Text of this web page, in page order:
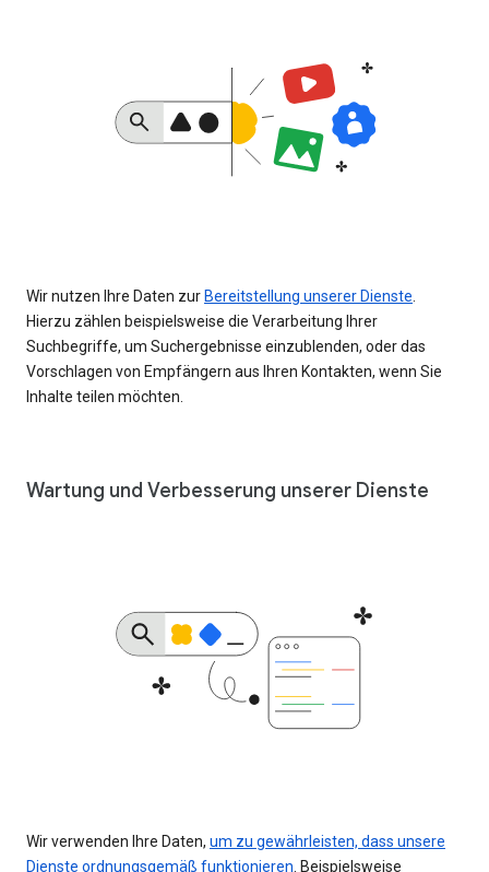
Wir nutzen Ihre Daten zur Bereitstellung unserer Dienste
Hierzu zählen beispielsweise die Verarbeitung Ihrer
Suchbegriffe, um Suchergebnisse einzublenden, oder das
Vorschlagen von Empfängern aus Ihren Kontakten, wenn Sie
Inhalte teilen möchten.
Wartung und Verbesserung unserer Dienste
Wir verwenden Ihre Daten, um zu gewährleisten, dass unsere
Dienste ordnungsgemäß funktionieren . Beispielsweise